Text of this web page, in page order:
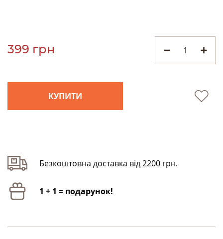
399 грн
КУПИТИ
Безкоштовна доставка від 2200 грн.
1 + 1 = подарунок!